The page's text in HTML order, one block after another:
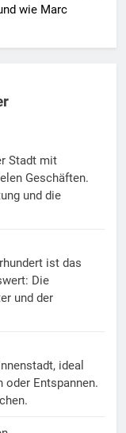
wie Marc
Stadt mit
Geschäften.
und die
ist das
Die
und der
ideal
oder Entspannen.